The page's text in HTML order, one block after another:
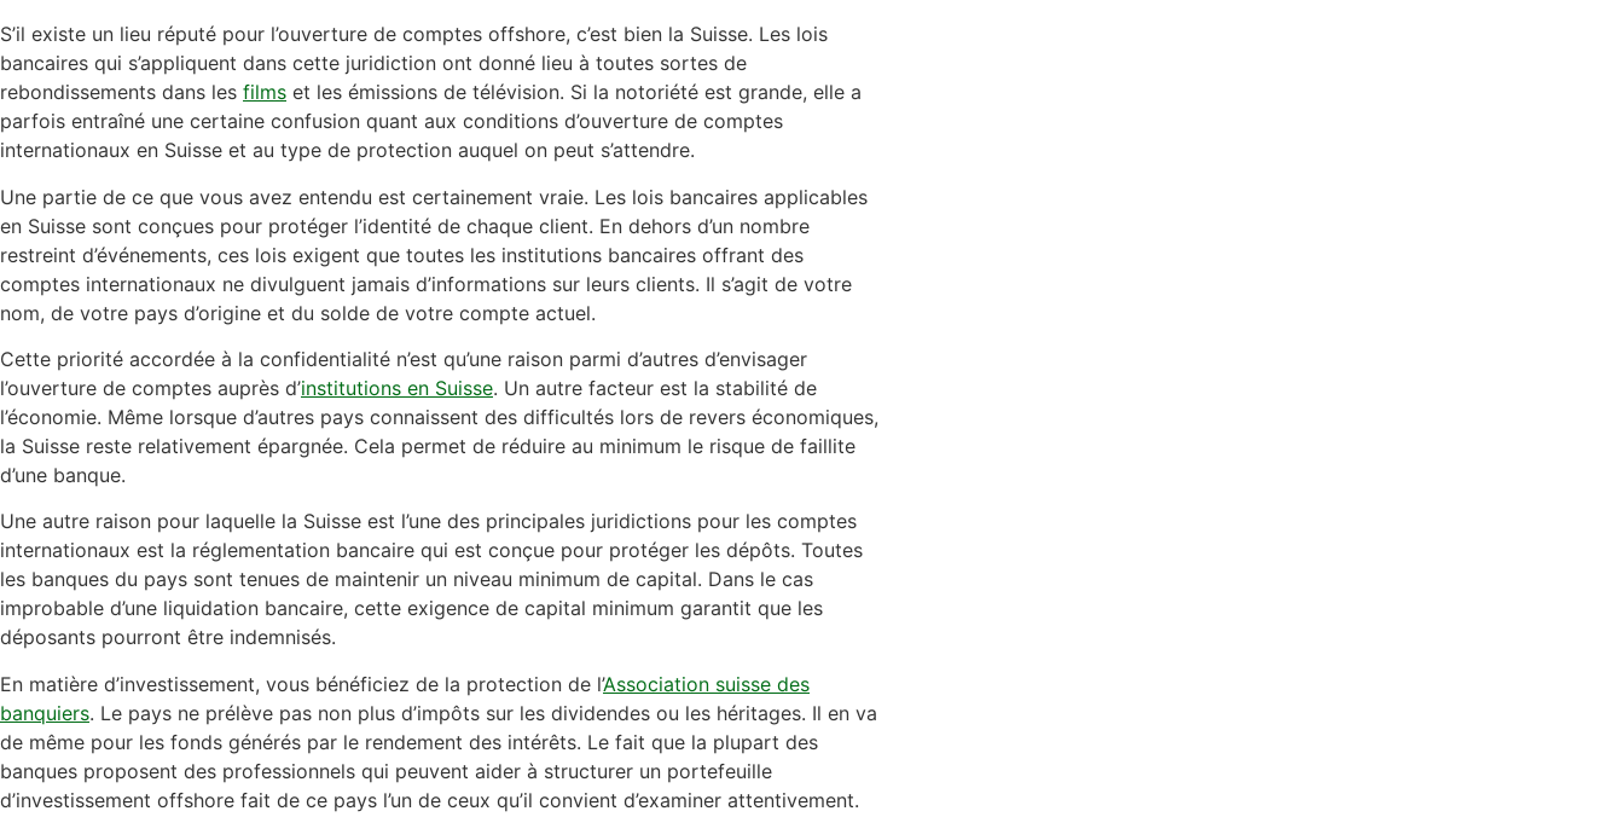
S’il existe un lieu réputé pour l’ouverture de comptes offshore, c’est bien la Suisse. Les lois
bancaires qui s’appliquent dans cette juridiction ont donné lieu à toutes sortes de
rebondissements dans les films et les émissions de télévision. Si la notoriété est grande, elle a
parfois entraîné une certaine confusion quant aux conditions d’ouverture de comptes
internationaux en Suisse et au type de protection auquel on peut s’attendre.
Une partie de ce que vous avez entendu est certainement vraie. Les lois bancaires applicables
en Suisse sont conçues pour protéger l’identité de chaque client. En dehors d’un nombre
restreint d’événements, ces lois exigent que toutes les institutions bancaires offrant des
comptes internationaux ne divulguent jamais d’informations sur leurs clients. Il s’agit de votre
nom, de votre pays d’origine et du solde de votre compte actuel.
Cette priorité accordée à la confidentialité n’est qu’une raison parmi d’autres d’envisager
l’ouverture de comptes auprès d’institutions en Suisse. Un autre facteur est la stabilité de
l’économie. Même lorsque d’autres pays connaissent des difficultés lors de revers économiques,
la Suisse reste relativement épargnée. Cela permet de réduire au minimum le risque de faillite
d’une banque.
Une autre raison pour laquelle la Suisse est l’une des principales juridictions pour les comptes
internationaux est la réglementation bancaire qui est conçue pour protéger les dépôts. Toutes
les banques du pays sont tenues de maintenir un niveau minimum de capital. Dans le cas
improbable d’une liquidation bancaire, cette exigence de capital minimum garantit que les
déposants pourront être indemnisés.
En matière d’investissement, vous bénéficiez de la protection de l’Association suisse des
banquiers. Le pays ne prélève pas non plus d’impôts sur les dividendes ou les héritages. Il en va
de même pour les fonds générés par le rendement des intérêts. Le fait que la plupart des
banques proposent des professionnels qui peuvent aider à structurer un portefeuille
d’investissement offshore fait de ce pays l’un de ceux qu’il convient d’examiner attentivement.